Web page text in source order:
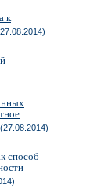
к
(27.08.2014)
способ